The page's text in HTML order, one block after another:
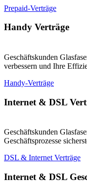
Prepaid-Verträge
Handy Verträge
Geschäftskunden
verbessern und Ihre
Handy-Verträge
Internet & DSL
Geschäftskunden
Geschäftsprozesse
DSL & Internet Verträge
Internet & DSL